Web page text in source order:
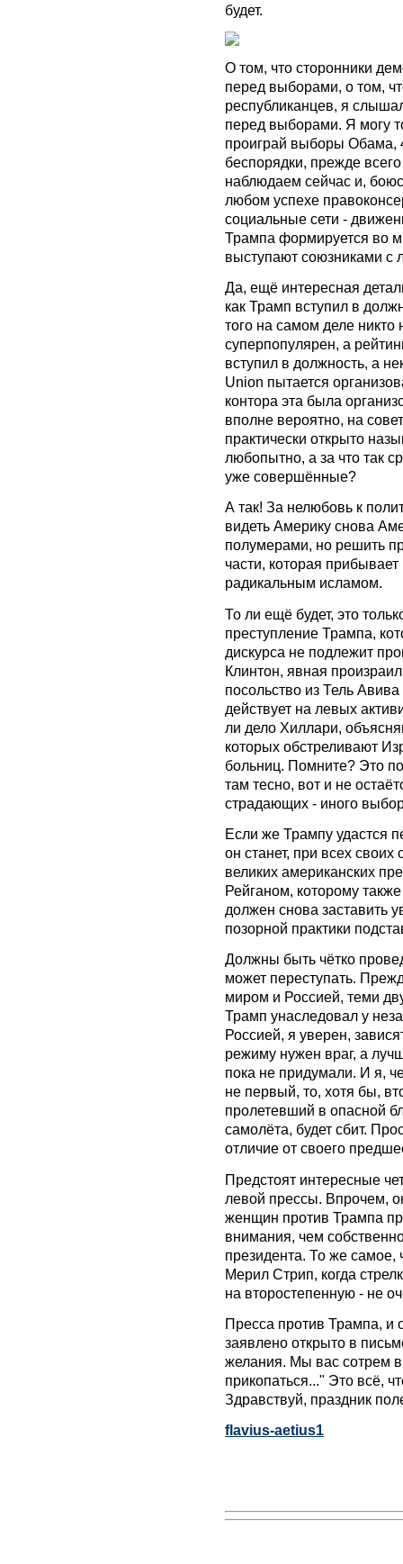
будет.
О том, что сторонники
перед выборами, о том,
республиканцев, я
перед выборами. Я могу
проиграй выборы Обама,
беспорядки, прежде
наблюдаем сейчас и,
любом успехе
социальные сети -
Трампа формируется во
выступают союзниками с
Да, ещё интересная
как Трамп вступил в
того на самом деле
суперпопулярен, а
вступил в должность, а
Union пытается
контора эта была
вполне вероятно, на
практически открыто
любопытно, а за что так
уже совершённые?
А так! За нелюбовь к
видеть Америку снова
полумерами, но решить
части, которая
радикальным исламом.
То ли ещё будет, это
преступление Трампа,
дискурса не подлежит
Клинтон, явная
посольство из Тель
действует на левых
ли дело Хиллари,
которых обстреливают
больниц. Помните? Это
там тесно, вот и не
страдающих - иного
Если же Трампу удастся
он станет, при всех
великих американских
Рейганом, которому
должен снова заставить
позорной практики
Должны быть чётко
может переступать.
миром и Россией, теми
Трамп унаследовал у
Россией, я уверен,
режиму нужен враг, а
пока не придумали. И я,
не первый, то, хотя бы,
пролетевший в опасной
самолёта, будет сбит.
отличие от своего
Предстоят интересные
левой прессы. Впрочем,
женщин против Трампа
внимания, чем
президента. То же самое,
Мерил Стрип, когда
на второстепенную - не
Пресса против Трампа, и
заявлено открыто в
желания. Мы вас сотрем
прикопаться..." Это всё,
Здравствуй, праздник
flavius-aetius1